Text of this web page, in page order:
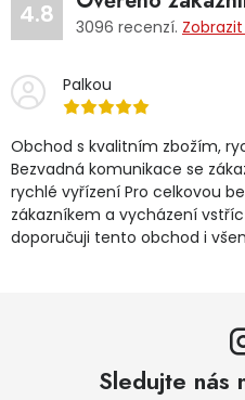
4.8 3096 recenzí.
Palkou
Obchod s kvalitním zbožím,
Bezvadná komunikace se
rychlé vyřízení Pro celkovou
zákazníkem a vycházení
doporučuji tento obchod i
Sledujte nás